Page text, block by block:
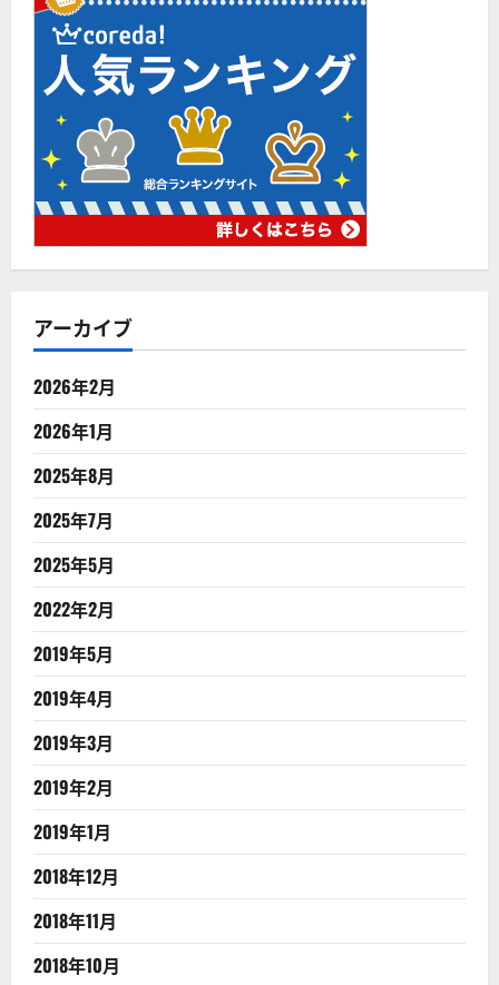
アーカイブ
2026年2月
2026年1月
2025年8月
2025年7月
2025年5月
2022年2月
2019年5月
2019年4月
2019年3月
2019年2月
2019年1月
2018年12月
2018年11月
2018年10月